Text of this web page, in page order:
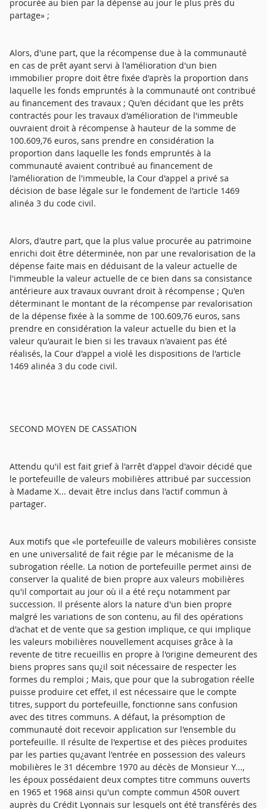
procurée au bien par la dépense au jour le plus près du
partage» ;
Alors, d'une part, que la récompense due à la communauté
en cas de prêt ayant servi à l'amélioration d'un bien
immobilier propre doit être fixée d'après la proportion dans
laquelle les fonds empruntés à la communauté ont contribué
au financement des travaux ; Qu'en décidant que les prêts
contractés pour les travaux d'amélioration de l'immeuble
ouvraient droit à récompense à hauteur de la somme de
100.609,76 euros, sans prendre en considération la
proportion dans laquelle les fonds empruntés à la
communauté avaient contribué au financement de
l'amélioration de l'immeuble, la Cour d'appel a privé sa
décision de base légale sur le fondement de l'article 1469
alinéa 3 du code civil.
Alors, d'autre part, que la plus value procurée au patrimoine
enrichi doit être déterminée, non par une revalorisation de la
dépense faite mais en déduisant de la valeur actuelle de
l'immeuble la valeur actuelle de ce bien dans sa consistance
antérieure aux travaux ouvrant droit à récompense ; Qu'en
déterminant le montant de la récompense par revalorisation
de la dépense fixée à la somme de 100.609,76 euros, sans
prendre en considération la valeur actuelle du bien et la
valeur qu'aurait le bien si les travaux n'avaient pas été
réalisés, la Cour d'appel a violé les dispositions de l'article
1469 alinéa 3 du code civil.
SECOND MOYEN DE CASSATION
Attendu qu'il est fait grief à l'arrêt d'appel d'avoir décidé que
le portefeuille de valeurs mobilières attribué par succession
à Madame X... devait être inclus dans l'actif commun à
partager.
Aux motifs que «le portefeuille de valeurs mobilières consiste
en une universalité de fait régie par le mécanisme de la
subrogation réelle. La notion de portefeuille permet ainsi de
conserver la qualité de bien propre aux valeurs mobilières
qu'il comportait au jour où il a été reçu notamment par
succession. Il présente alors la nature d'un bien propre
malgré les variations de son contenu, au fil des opérations
d'achat et de vente que sa gestion implique, ce qui implique
les valeurs mobilières nouvellement acquises grâce à la
revente de titre recueillis en propre à l'origine demeurent des
biens propres sans qu¿il soit nécessaire de respecter les
formes du remploi ; Mais, que pour que la subrogation réelle
puisse produire cet effet, il est nécessaire que le compte
titres, support du portefeuille, fonctionne sans confusion
avec des titres communs. A défaut, la présomption de
communauté doit recevoir application sur l'ensemble du
portefeuille. Il résulte de l'expertise et des pièces produites
par les parties qu¿avant l'entrée en possession des valeurs
mobilières le 31 décembre 1970 au décès de Monsieur Y...,
les époux possédaient deux comptes titre communs ouverts
en 1965 et 1968 ainsi qu'un compte commun 450R ouvert
auprès du Crédit Lyonnais sur lesquels ont été transférés des